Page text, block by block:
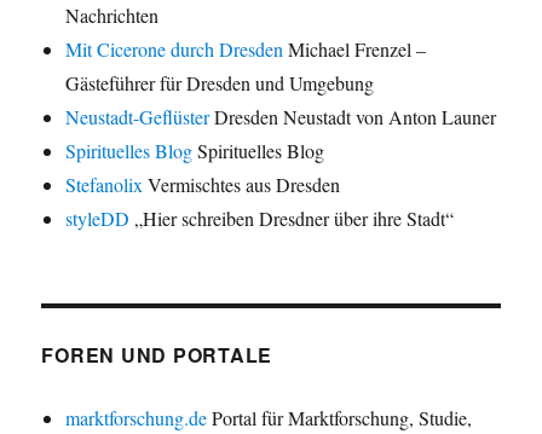
Nachrichten
Mit Cicerone durch Dresden Michael Frenzel –
Gästeführer für Dresden und Umgebung
Neustadt-GeflüsterDresden Neustadt von Anton Launer
Spirituelles BlogSpirituelles Blog
Stefanolix Vermischtes aus Dresden
styleDD „Hier schreiben Dresdner über ihre Stadt“
FOREN UND PORTALE
marktforschung.dePortal für Marktforschung, Studie,